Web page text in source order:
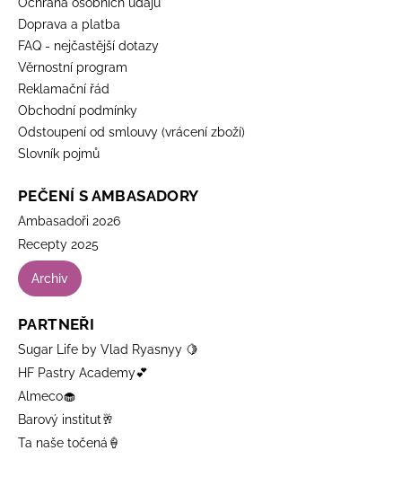
Doprava a platba
FAQ - nejčastější dotazy
Věrnostní program
Reklamační řád
Obchodní podmínky
Odstoupení od smlouvy (vrácení zboží)
Slovník pojmů
PEČENÍ S AMBASADORY
Ambasadoři 2026
Recepty 2025
Archiv
PARTNEŘI
Sugar Life by Vlad Ryasnyy 🍋
HF Pastry Academy💕
Almeco🧁
Barový institut🥂
Ta naše točená🍦